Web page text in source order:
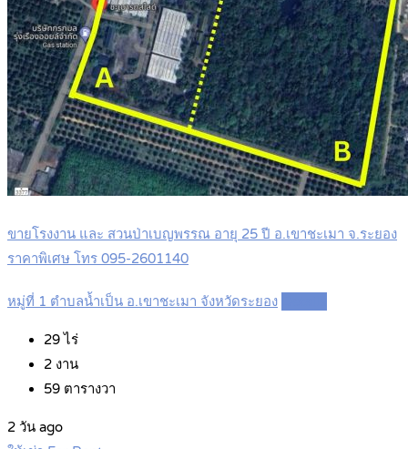
ขายโรงงาน และ สวนป่าเบญพรรณ อายุ 25 ปี อ.เขาชะเมา จ.ระยอง
ราคาพิเศษ โทร 095-2601140
หมู่ที่ 1 ตำบลน้ำเป็น อ.เขาชะเมา จังหวัดระยอง
29ไร่
2 งาน
59 ตารางวา
2 วัน ago